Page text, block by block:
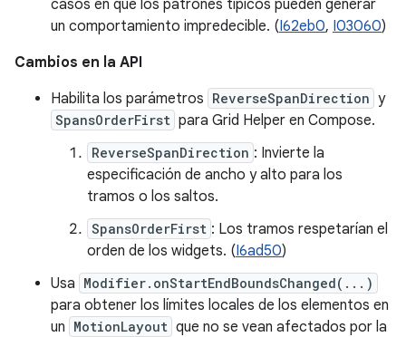
casos en que los patrones típicos pueden generar
un comportamiento impredecible. (I62eb0, I03060)
Cambios en la API
Habilita los parámetros ReverseSpanDirection y
SpansOrderFirst para Grid Helper en Compose.
ReverseSpanDirection : Invierte la
especificación de ancho y alto para los
tramos o los saltos.
SpansOrderFirst : Los tramos respetarían el
orden de los widgets. (I6ad50)
Usa Modifier.onStartEndBoundsChanged(...)
para obtener los límites locales de los elementos en
un MotionLayout que no se vean afectados por la